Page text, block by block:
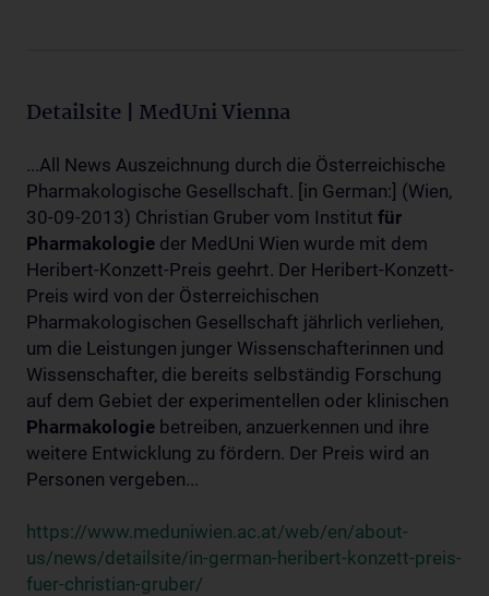
Detailsite | MedUni Vienna
...All News Auszeichnung durch die Österreichische
Pharmakologische Gesellschaft. [in German:] (Wien,
30-09-2013) Christian Gruber vom Institut für
Pharmakologie der MedUni Wien wurde mit dem
Heribert-Konzett-Preis geehrt. Der Heribert-Konzett-
Preis wird von der Österreichischen
Pharmakologischen Gesellschaft jährlich verliehen,
um die Leistungen junger Wissenschafterinnen und
Wissenschafter, die bereits selbständig Forschung
auf dem Gebiet der experimentellen oder klinischen
Pharmakologie betreiben, anzuerkennen und ihre
weitere Entwicklung zu fördern. Der Preis wird an
Personen vergeben...
https://www.meduniwien.ac.at/web/en/about-
us/news/detailsite/in-german-heribert-konzett-preis-
fuer-christian-gruber/